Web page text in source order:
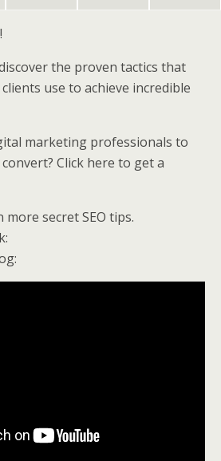
the proven tactics that
use to achieve incredible
marketing professionals to
Click here to get a
secret SEO tips.